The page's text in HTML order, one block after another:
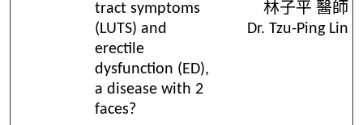
tract symptoms
(LUTS) and
erectile
dysfunction (ED),
a disease with 2
faces?
林子平 醫師
Dr. Tzu-Ping Lin